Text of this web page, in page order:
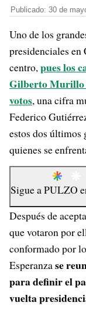
Publicado: 30 de
Uno de los
presidenciales
centro,pues los
Gilberto Murillo
votos, una cifra
Federico
estos dos últimos
quienes se
Sigue aPULZO
Después de
que votaron por
conformado por
Esperanzase
para definir el
vuelta